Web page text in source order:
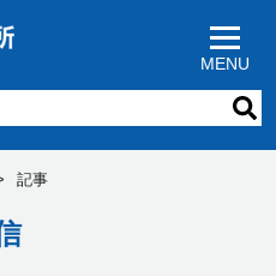
MENU
記事